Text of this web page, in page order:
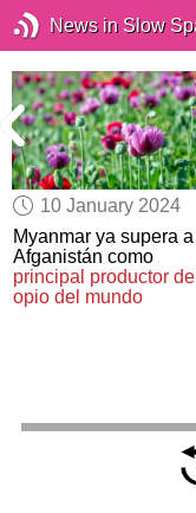
News in Slow
10 January 2024
Myanmar ya supera a
Afganistán como
principal productor de
opio del mundo